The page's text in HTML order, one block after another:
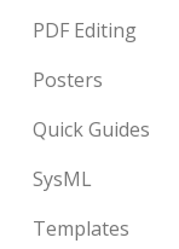
PDF Editing
Posters
Quick Guides
SysML
Templates